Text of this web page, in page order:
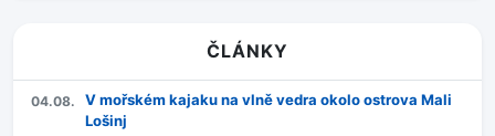
ČLÁNKY
04.08.
V mořském kajaku na vlně vedra okolo ostrova Mali
Lošinj